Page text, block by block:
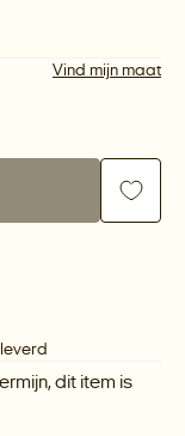
Vind mijn maat
dit item is